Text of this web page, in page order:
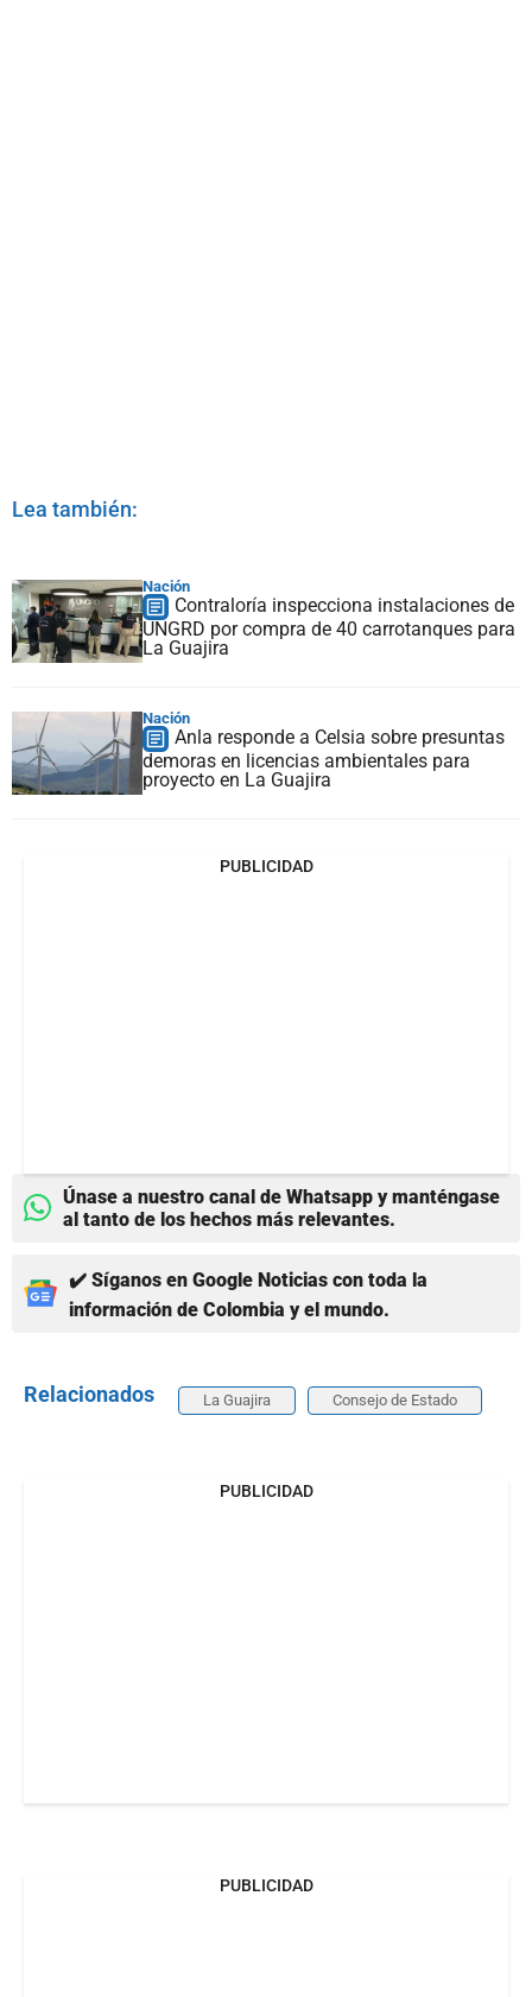
Lea también:
Nación
Contraloría inspecciona instalaciones de
UNGRD por compra de 40 carrotanques para
La Guajira
Nación
Anla responde a Celsia sobre presuntas
demoras en licencias ambientales para
proyecto en La Guajira
PUBLICIDAD
Únase a nuestro canal de Whatsapp y manténgase
al tanto de los hechos más relevantes.
✔️ Síganos en Google Noticias con toda la
información de Colombia y el mundo.
Relacionados La Guajira Consejo de Estado
PUBLICIDAD
PUBLICIDAD